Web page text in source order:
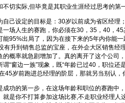
切实际,但毕竟是其职业生涯经过思考的
己设定的目标是：30岁以前成为省区经理
一场人生的赛跑，你必须在30，35，40，
能95%出局了，因为在接下来的5年内你能
有升到销售总监的宝座，在外企大区销售经
的概率就急剧增加了。真的离开了这个公司
谓“窗边一族”现象，既“年龄已过40，职位
45岁前跑进总经理的阶层，那就另当别
的第一步，在这场年龄和职位的赛跑中
就是你不打算参加这场比赛,不走职业经理人